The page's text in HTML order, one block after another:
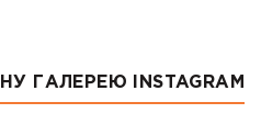
ГАЛЕРЕЮ INSTAGRAM